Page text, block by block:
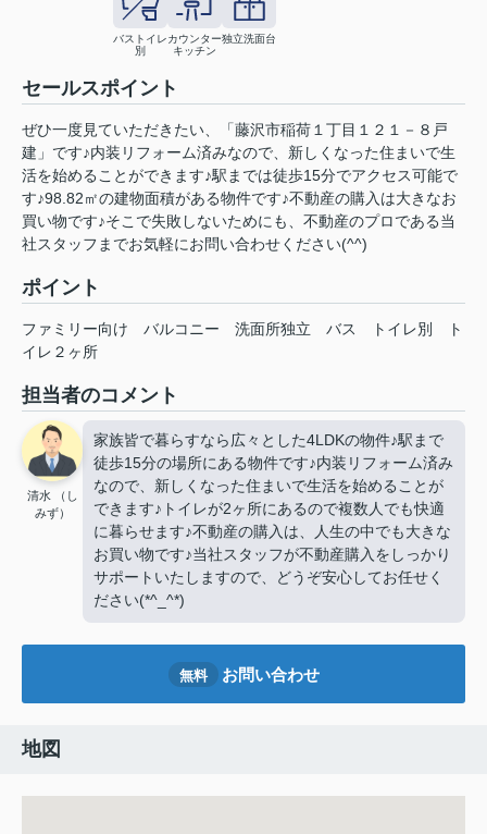
バストイレ
別
カウンター
キッチン
独立洗面台
セールスポイント
ぜひ一度見ていただきたい、「藤沢市稲荷１丁目１２１－８戸
建」です♪内装リフォーム済みなので、新しくなった住まいで生
活を始めることができます♪駅までは徒歩15分でアクセス可能で
す♪98.82㎡の建物面積がある物件です♪不動産の購入は大きなお
買い物です♪そこで失敗しないためにも、不動産のプロである当
社スタッフまでお気軽にお問い合わせください(^^)
ポイント
ファミリー向け バルコニー 洗面所独立 バス トイレ別
ト
イレ２ヶ所
担当者のコメント
清水 （し
みず）
家族皆で暮らすなら広々とした4LDKの物件♪駅まで
徒歩15分の場所にある物件です♪内装リフォーム済み
なので、新しくなった住まいで生活を始めることが
できます♪トイレが2ヶ所にあるので複数人でも快適
に暮らせます♪不動産の購入は、人生の中でも大きな
お買い物です♪当社スタッフが不動産購入をしっかり
サポートいたしますので、どうぞ安心してお任せく
ださい(*^_^*)
無料 お問い合わせ
地図